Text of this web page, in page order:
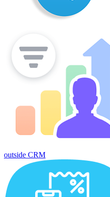
outside CRM